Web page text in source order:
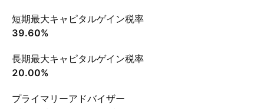
短期最大キャピタルゲイン税率
39.60%
長期最大キャピタルゲイン税率
20.00%
プライマリーアドバイザー